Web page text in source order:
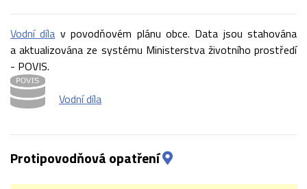
Vodní díla v povodňovém plánu obce. Data jsou stahována
a aktualizována ze systému Ministerstva životního prostředí
- POVIS.
Vodní díla
Protipovodňová opatření